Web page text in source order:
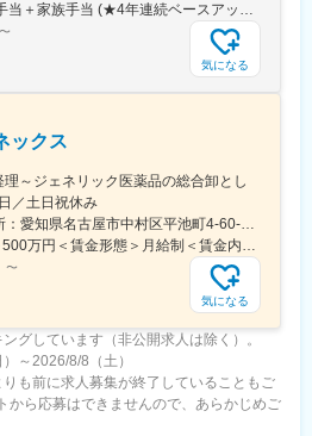
月給25万円以上＋役割手当＋家族手当 (★4年連続ベースアップ実施！)※時間外手当別途支給※年齢、経験、能力を考慮の上、優遇します
〜
気になる
ックス
理～ジェネリック医薬品の総合卸とし
／土日祝休み
＜勤務地詳細＞本社住所：愛知県名古屋市中村区平池町4-60-12 グローバルゲート27F受動喫煙対策：敷地内喫煙可能場所あり変更の範囲：無
＜予定年収＞350万円～500万円＜賃金形態＞月給制＜賃金内訳＞月額（基本給）：250,000円～357,000円＜月給＞250,000円～357,000円＜昇給有無＞有＜残業手当＞有＜給与補足＞昇給：年１回（３月）賞与：年２回（6月、12月）※経験、スキルに応じて相談のうえ決定いたします※残業手当は別途支給30歳年収：350万円／月給25万円+賞与35歳年収：400万円／月給28.5万円+賞与賃金はあくまでも目安の金額であり、選考を通じて上下する可能性があります。月給(月額)は固定手当を含めた表記です。
〜
気になる
グしています（非公開求人は除く）。
～2026/8/8（土）
も前に求人募集が終了していることもご
から応募はできませんので、あらかじめご